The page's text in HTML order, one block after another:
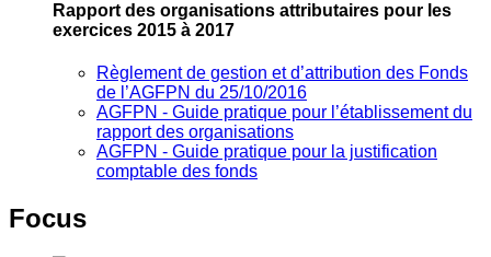
Rapport des organisations attributaires pour les
exercices 2015 à 2017
Règlement de gestion et d’attribution des Fonds
de l’AGFPN du 25/10/2016
AGFPN ‐ Guide pratique pour l’établissement du
rapport des organisations
AGFPN ‐ Guide pratique pour la justification
comptable des fonds
Focus